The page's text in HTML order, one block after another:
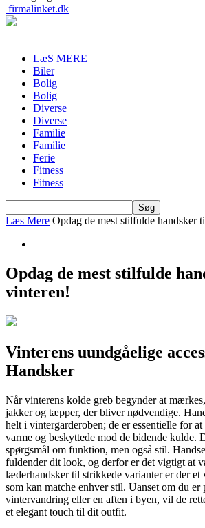
firmalinket.dk
LæS MERE
Biler
Bolig
Bolig
Diverse
Diverse
Familie
Familie
Ferie
Fitness
Fitness
Læs Mere Opdag de mest stilfulde handsker
Opdag de mest stilfulde
vinteren!
Vinterens uundgåelige
Handsker
Når vinterens kolde greb begynder at
jakker og tæpper, der bliver nødvendige.
helt i vintergarderoben; de er essentielle for
varme og beskyttede mod de bidende kulde.
spørgsmål om funktion, men også stil.
fuldender dit look, og derfor er det vigtigt at
læderhandsker til strikkede varianter er der
som kan matche enhver stil. Uanset om du
vintervandring eller en aften i byen, vil de
et elegant touch til dit outfit.